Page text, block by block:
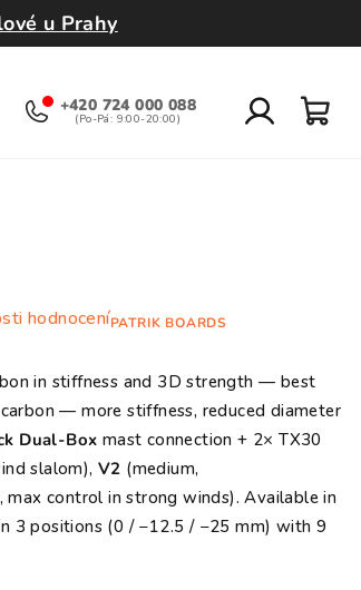
u Prahy
+420 724 000 088
PATRIK BOARDS
hodnocení
in stiffness and 3D strength — best
— more stiffness, reduced diameter
Dual-Box mast connection + 2× TX30
slalom), V2 (medium,
control in strong winds). Available in
3 positions (0 / −12.5 / −25 mm) with 9